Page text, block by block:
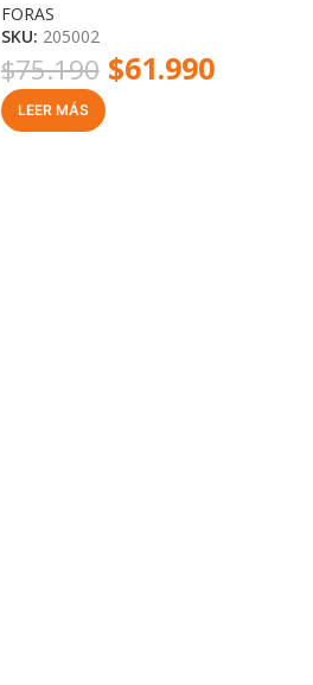
FORAS
SKU: 205002
$75.190 $61.990
LEER MÁS